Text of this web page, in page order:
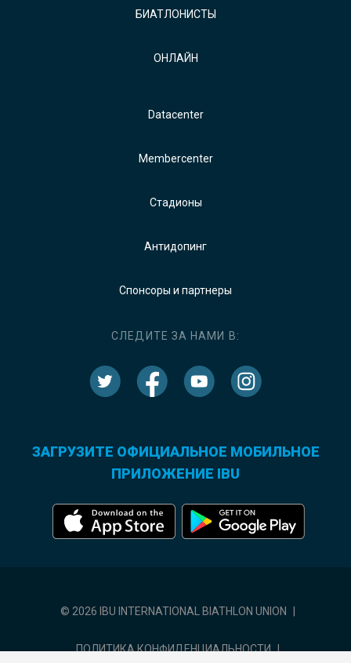
БИАТЛОНИСТЫ
ОНЛАЙН
Datacenter
Membercenter
Стадионы
Антидопинг
Спонсоры и партнеры
СЛЕДИТЕ ЗА НАМИ В:
ЗАГРУЗИТЕ ОФИЦИАЛЬНОЕ МОБИЛЬНОЕ
ПРИЛОЖЕНИЕ IBU
© 2026 IBU INTERNATIONAL BIATHLON UNION
ПОЛИТИКА КОНФИДЕНЦИАЛЬНОСТИ |